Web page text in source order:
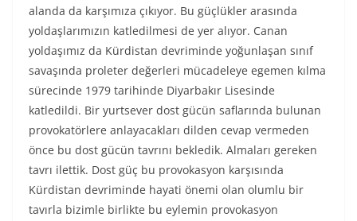
alanda da karşımıza çıkıyor. Bu güçlükler arasında
yoldaşlarımızın katledilmesi de yer alıyor. Canan
yoldaşımız da Kürdistan devriminde yoğunlaşan sınıf
savaşında proleter değerleri mücadeleye egemen kılma
sürecinde 1979 tarihinde Diyarbakır Lisesinde
katledildi. Bir yurtsever dost gücün saflarında bulunan
provokatörlere anlayacakları dilden cevap vermeden
önce bu dost gücün tavrını bekledik. Almaları gereken
tavrı ilettik. Dost güç bu provokasyon karşısında
Kürdistan devriminde hayati önemi olan olumlu bir
tavırla bizimle birlikte bu eylemin provokasyon